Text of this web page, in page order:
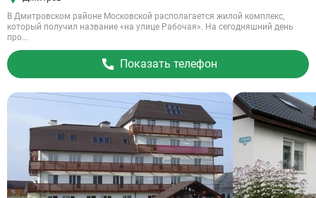
В Дмитровском районе Московской располагается жилой комплекс,
который получил название «на улице Рабочая». На сегодняшний день
про...
Показать телефон